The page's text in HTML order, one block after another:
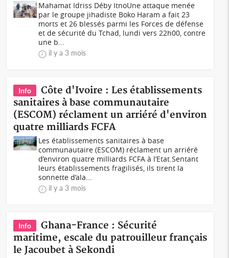
Mahamat Idriss Déby ItnoUne attaque menée
par le groupe jihadiste Boko Haram a fait 23
morts et 26 blessés parmi les Forces de défense
et de sécurité du Tchad, lundi vers 22h00, contre
une b...
il y a 3 mois
Info
Côte d'Ivoire : Les établissements
sanitaires à base communautaire
(ESCOM) réclament un arriéré d'environ
quatre milliards FCFA
Les établissements sanitaires à base
communautaire (ESCOM) réclament un arriéré
d’environ quatre milliards FCFA à l’Etat.Sentant
leurs établissements fragilisés, ils tirent la
sonnette d’ala...
il y a 3 mois
Info
Ghana-France : Sécurité
maritime, escale du patrouilleur français
le Jacoubet à Sekondi